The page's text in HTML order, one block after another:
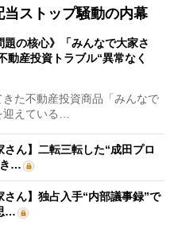
当ストップ騒動の内幕
題の核心》「みんなで大家さ
動産投資トラブル“異常なく
た不動産投資商品「みんなで
えている…
さん】二転三転した“成田プロ
き…
さん】独占入手“内部議事録”で
…